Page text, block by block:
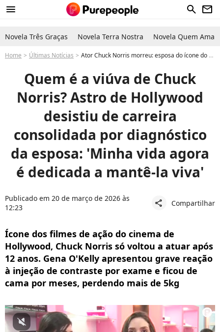
menu search newsletter
Novela Três Graças Novela Terra Nostra Novela Quem Ama
Home Últimas Notícias Ator Chuck Norris morreu: esposa do ícone do cinema de Hollywood fez o famoso largar carreira de sucesso após grave diagnóstico. 'Mantê-la viva'
Quem é a viúva de Chuck
Norris? Astro de Hollywood
desistiu de carreira
consolidada por diagnóstico
da esposa: 'Minha vida agora
é dedicada a mantê-la viva'
Publicado em 20 de março de 2026 às
12:23
share Compartilhar
Ícone dos filmes de ação do cinema de
Hollywood, Chuck Norris só voltou a atuar após
12 anos. Gena O'Kelly apresentou grave reação
à injeção de contraste por exame e ficou de
cama por meses, perdendo mais de 5kg